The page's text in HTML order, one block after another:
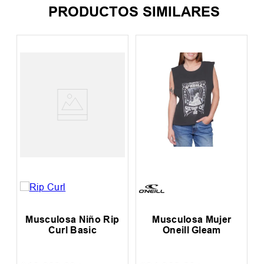
PRODUCTOS SIMILARES
Mujer
Oneill Gleam
Musculosa Hombre
Oneill Bullseye